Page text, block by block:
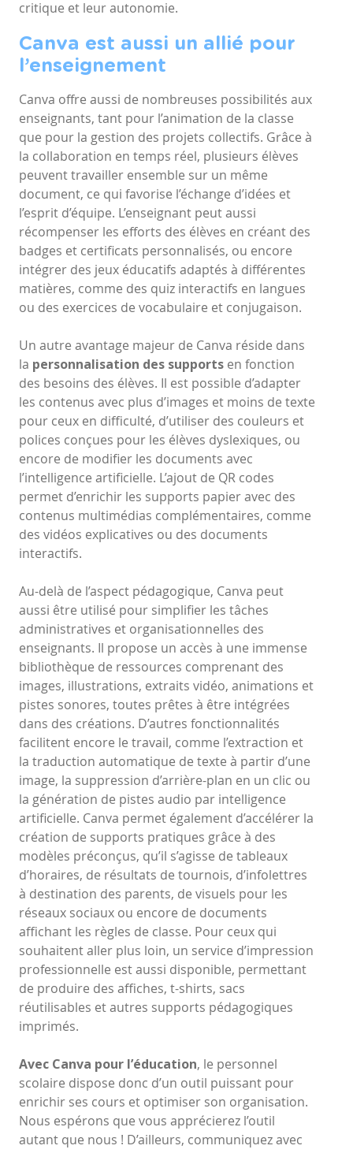
critique et leur autonomie.
Canva est aussi un allié pour
l’enseignement
Canva offre aussi de nombreuses possibilités aux
enseignants, tant pour l’animation de la classe
que pour la gestion des projets collectifs. Grâce à
la collaboration en temps réel, plusieurs élèves
peuvent travailler ensemble sur un même
document, ce qui favorise l’échange d’idées et
l’esprit d’équipe. L’enseignant peut aussi
récompenser les efforts des élèves en créant des
badges et certificats personnalisés, ou encore
intégrer des jeux éducatifs adaptés à différentes
matières, comme des quiz interactifs en langues
ou des exercices de vocabulaire et conjugaison.
Un autre avantage majeur de Canva réside dans
la personnalisation des supports en fonction
des besoins des élèves. Il est possible d’adapter
les contenus avec plus d’images et moins de texte
pour ceux en difficulté, d’utiliser des couleurs et
polices conçues pour les élèves dyslexiques, ou
encore de modifier les documents avec
l’intelligence artificielle. L’ajout de QR codes
permet d’enrichir les supports papier avec des
contenus multimédias complémentaires, comme
des vidéos explicatives ou des documents
interactifs.
Au-delà de l’aspect pédagogique, Canva peut
aussi être utilisé pour simplifier les tâches
administratives et organisationnelles des
enseignants. Il propose un accès à une immense
bibliothèque de ressources comprenant des
images, illustrations, extraits vidéo, animations et
pistes sonores, toutes prêtes à être intégrées
dans des créations. D’autres fonctionnalités
facilitent encore le travail, comme l’extraction et
la traduction automatique de texte à partir d’une
image, la suppression d’arrière-plan en un clic ou
la génération de pistes audio par intelligence
artificielle. Canva permet également d’accélérer la
création de supports pratiques grâce à des
modèles préconçus, qu’il s’agisse de tableaux
d’horaires, de résultats de tournois, d’infolettres
à destination des parents, de visuels pour les
réseaux sociaux ou encore de documents
affichant les règles de classe. Pour ceux qui
souhaitent aller plus loin, un service d’impression
professionnelle est aussi disponible, permettant
de produire des affiches, t-shirts, sacs
réutilisables et autres supports pédagogiques
imprimés.
Avec Canva pour l’éducation, le personnel
scolaire dispose donc d’un outil puissant pour
enrichir ses cours et optimiser son organisation.
Nous espérons que vous apprécierez l’outil
autant que nous ! D’ailleurs, communiquez avec